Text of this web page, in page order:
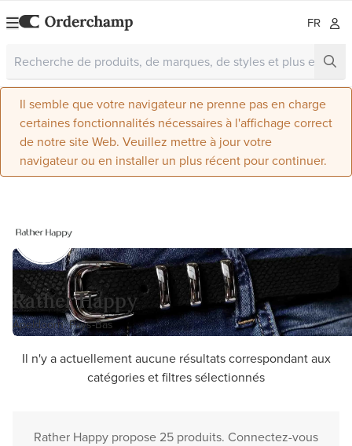
FR
Il semble que votre navigateur ne prenne pas en charge
certaines fonctionnalités nécessaires à l'affichage correct
de notre site Web. Veuillez mettre à jour votre
navigateur ou en installer un plus récent pour continuer.
Rather Happy
Apeldoorn, Pays-Bas
Il n'y a actuellement aucune résultats correspondant aux
catégories et filtres sélectionnés
Rather Happy propose 25 produits. Connectez-vous